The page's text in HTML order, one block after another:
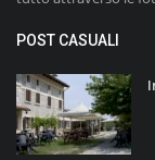
POST CASUALI